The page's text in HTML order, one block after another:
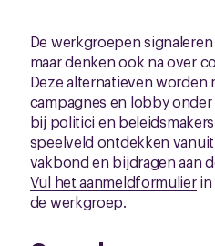
De werkgroepen
maar denken ook na over
Deze alternatieven worden
campagnes en lobby
bij politici en
speelveld ontdekken
vakbond en bijdragen aan
Vul het aanmeldformulierin
de werkgroep.